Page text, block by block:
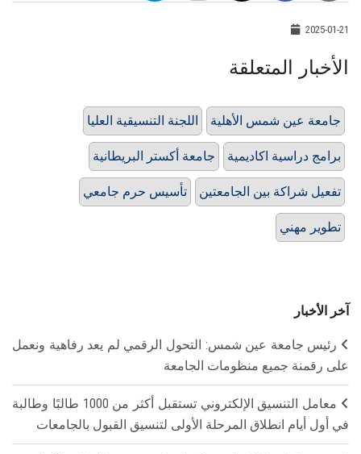
2025-01-21
الأخبار المتعلقة
اللجنة التنسيقية العليا جامعة عين شمس الأهلية
جامعة أكستر البريطانية برامج دراسية اكاديمية
تأسيس حرم جامعي تفعيل شراكة بين الجامعتين
تطوير مهني
آخر الأخبار
رئيس جامعة عين شمس: التحول الرقمي لم يعد رفاهية ونعمل
على رقمنة جميع منظومات الجامعة
معامل التنسيق الإلكتروني تستقبل أكثر من 1000 طالبًا وطالبة
في أول أيام انطلاق المرحلة الأولى لتنسيق القبول بالجامعات